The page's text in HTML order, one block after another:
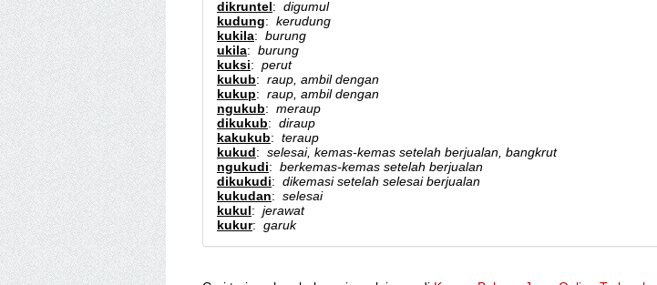
dikruntel: digumul
kudung: kerudung
kukila: burung
ukila: burung
kuksi: perut
kukub: raup, ambil dengan
kukup: raup, ambil dengan
ngukub: meraup
dikukub: diraup
kakukub: teraup
kukud: selesai, kemas-kemas setelah berjualan, bangkrut
ngukudi: berkemas-kemas setelah berjualan
dikukudi: dikemasi setelah selesai berjualan
kukudan: selesai
kukul: jerawat
kukur: garuk